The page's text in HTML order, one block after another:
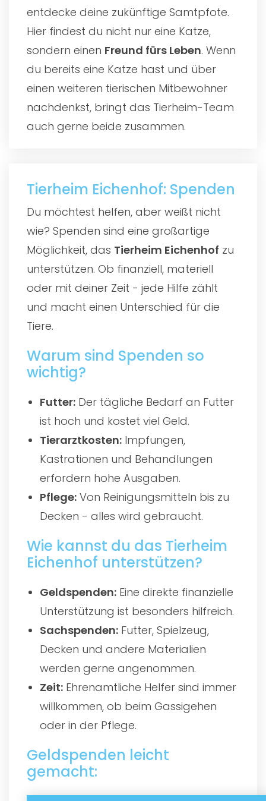
entdecke deine zukünftige Samtpfote.
Hier findest du nicht nur eine Katze,
sondern einen Freund fürs Leben. Wenn
du bereits eine Katze hast und über
einen weiteren tierischen Mitbewohner
nachdenkst, bringt das Tierheim-Team
auch gerne beide zusammen.
Tierheim Eichenhof: Spenden
Du möchtest helfen, aber weißt nicht
wie? Spenden sind eine großartige
Möglichkeit, das Tierheim Eichenhof zu
unterstützen. Ob finanziell, materiell
oder mit deiner Zeit - jede Hilfe zählt
und macht einen Unterschied für die
Tiere.
Warum sind Spenden so
wichtig?
Futter: Der tägliche Bedarf an Futter
ist hoch und kostet viel Geld.
Tierarztkosten: Impfungen,
Kastrationen und Behandlungen
erfordern hohe Ausgaben.
Pflege: Von Reinigungsmitteln bis zu
Decken - alles wird gebraucht.
Wie kannst du das Tierheim
Eichenhof unterstützen?
Geldspenden: Eine direkte finanzielle
Unterstützung ist besonders hilfreich.
Sachspenden: Futter, Spielzeug,
Decken und andere Materialien
werden gerne angenommen.
Zeit: Ehrenamtliche Helfer sind immer
willkommen, ob beim Gassigehen
oder in der Pflege.
Geldspenden leicht
gemacht: